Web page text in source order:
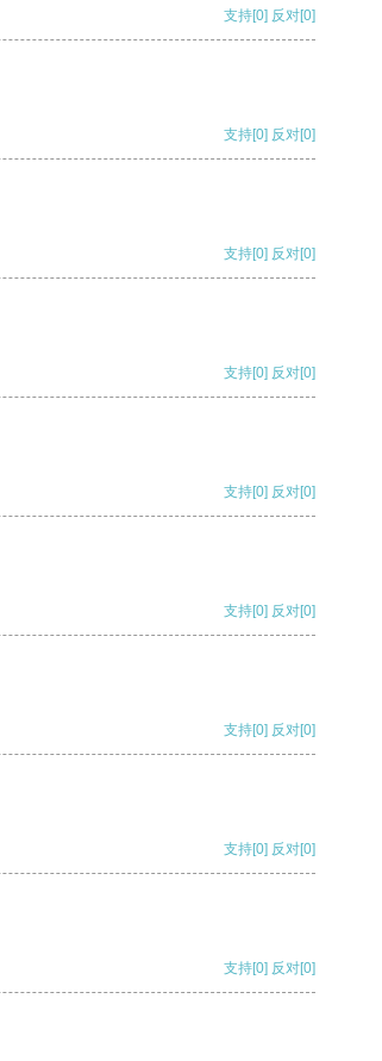
支持[0] 反对[0]
支持[0] 反对[0]
支持[0] 反对[0]
支持[0] 反对[0]
支持[0] 反对[0]
支持[0] 反对[0]
支持[0] 反对[0]
支持[0] 反对[0]
支持[0] 反对[0]